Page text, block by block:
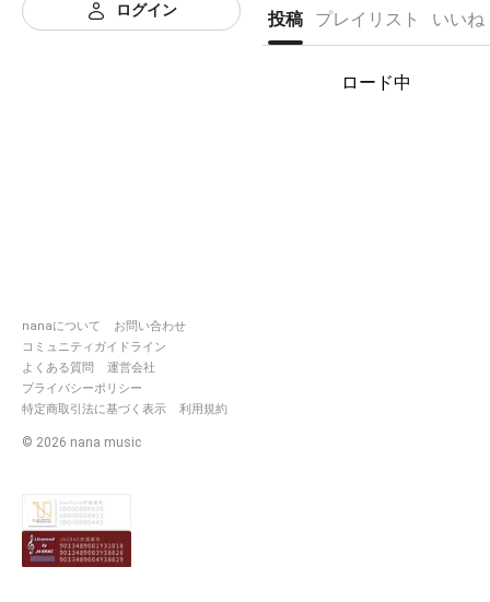
ログイン
nanaについて
お問い合わせ
コミュニティガイドライン
よくある質問
運営会社
プライバシーポリシー
特定商取引法に基づく表示
利用規約
© 2026 nana music
years⇒12❥中一
gender⇒一応♀
♥センラーよりの坂田家♥
投稿 プレイリスト いいね
ロード中